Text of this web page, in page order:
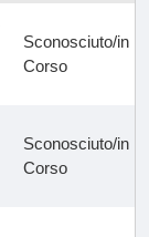
Sconosciuto/in
Corso
Sconosciuto/in
Corso